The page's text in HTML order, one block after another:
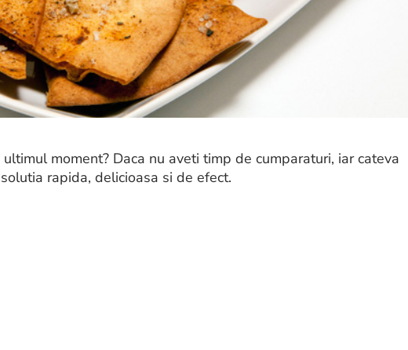
moment? Daca nu aveti timp de cumparaturi, iar cateva
rapida, delicioasa si de efect.